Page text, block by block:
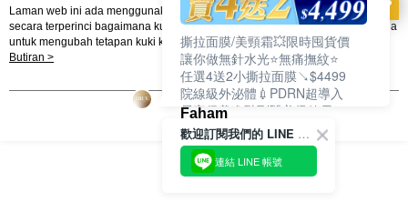
Laman web ini ada menggunakan kuki. Sekiranya anda ingin mengetahui
secara terperinci bagaimana kuki digunakan di laman web ini, dan bagaimana
untuk mengubah tetapan kuki komputer anda. Jika anda tidak mahu
menggunakan kuki di komputer anda, sila rujuk penerangan mengenai kuki.
Laman web ini ada menggunakan kuki. Sekiranya anda ingin
mengetahui secara terperinci bagaimana kuki digunakan di laman web ini,
dan bagaimana untuk mengubah tetapan kuki komputer anda. Jika anda tidak
mahu menggunakan kuki di komputer anda, sila rujuk penerangan mengenai
Butiran >
Faham
撕拉面膜/美頸霜💥限時囤貨價
讓你做無針水光⭐無痛撫紋⭐
任選4送2小撕拉面膜↘$4499
院線級外泌體💉PDRN超導入
居家保養進階到醫美級效果❗
歡迎訂閱我們的 LINE 官方帳號
連結 LINE 帳號